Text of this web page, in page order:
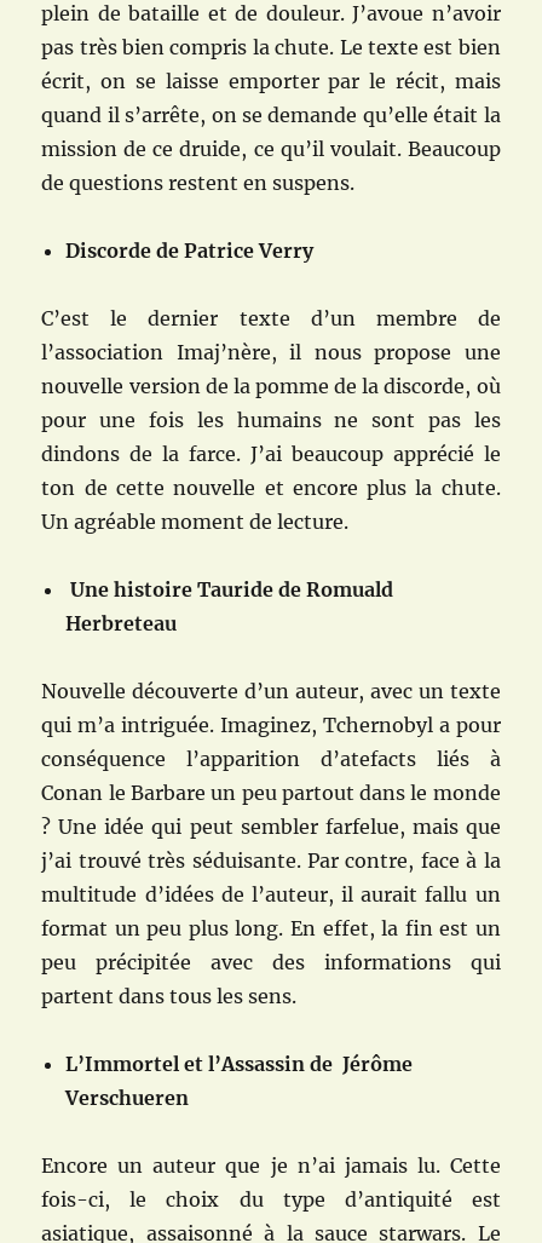
plein de bataille et de douleur. J’avoue n’avoir
pas très bien compris la chute. Le texte est bien
écrit, on se laisse emporter par le récit, mais
quand il s’arrête, on se demande qu’elle était la
mission de ce druide, ce qu’il voulait. Beaucoup
de questions restent en suspens.
Discorde de Patrice Verry
C’est le dernier texte d’un membre de
l’association Imaj’nère, il nous propose une
nouvelle version de la pomme de la discorde, où
pour une fois les humains ne sont pas les
dindons de la farce. J’ai beaucoup apprécié le
ton de cette nouvelle et encore plus la chute.
Un agréable moment de lecture.
Une histoire Tauride de Romuald
Herbreteau
Nouvelle découverte d’un auteur, avec un texte
qui m’a intriguée. Imaginez, Tchernobyl a pour
conséquence l’apparition d’atefacts liés à
Conan le Barbare un peu partout dans le monde
? Une idée qui peut sembler farfelue, mais que
j’ai trouvé très séduisante. Par contre, face à la
multitude d’idées de l’auteur, il aurait fallu un
format un peu plus long. En effet, la fin est un
peu précipitée avec des informations qui
partent dans tous les sens.
L’Immortel et l’Assassin de Jérôme
Verschueren
Encore un auteur que je n’ai jamais lu. Cette
fois-ci, le choix du type d’antiquité est
asiatique, assaisonné à la sauce starwars. Le